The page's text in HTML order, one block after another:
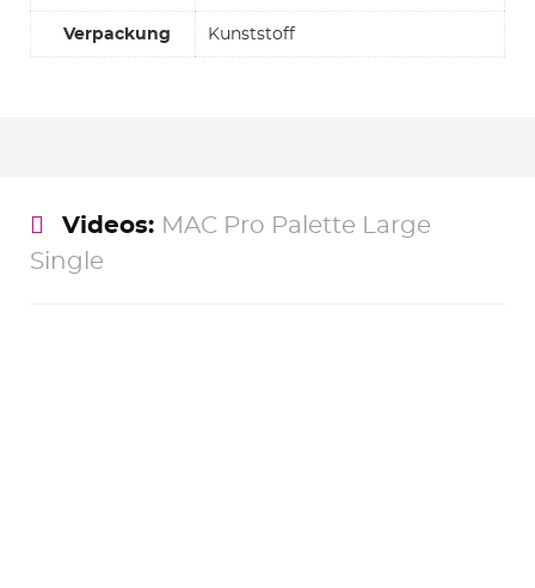
Verpackung Kunststoff
Videos: MAC Pro Palette Large
Single